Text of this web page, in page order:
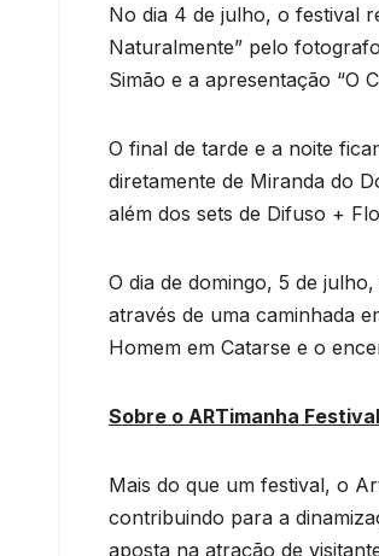
No dia 4 de julho, o festival
Naturalmente” pelo
Simão e a apresentação “O
O final de tarde e a noite
diretamente de Miranda do
além dos sets de Difuso +
O dia de domingo, 5 de
através de uma caminhada
Homem em Catarse e o
Sobre o ARTimanha
Mais do que um festival, o
contribuindo para a
aposta na atração de